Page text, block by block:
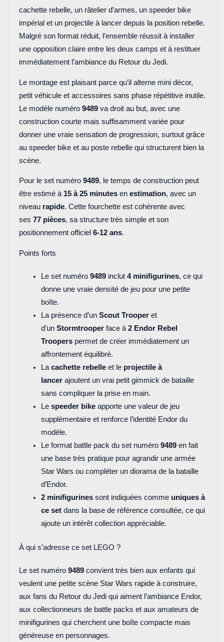
cachette rebelle, un râtelier d’armes, un speeder bike
impérial et un projectile à lancer depuis la position rebelle.
Malgré son format réduit, l’ensemble réussit à installer
une opposition claire entre les deux camps et à restituer
immédiatement l’ambiance du Retour du Jedi.
Le montage est plaisant parce qu’il alterne mini décor,
petit véhicule et accessoires sans phase répétitive inutile.
Le modèle numéro 9489va droit au but, avec une
construction courte mais suffisamment variée pour
donner une vraie sensation de progression, surtout grâce
au speeder bike et au poste rebelle qui structurent bien la
scène.
Pour le set numéro 9489, le temps de construction peut
être estimé à 15 à 25 minutesen estimation, avec un
niveau rapide. Cette fourchette est cohérente avec
ses 77 pièces, sa structure très simple et son
positionnement officiel 6-12 ans.
Points forts
Le set numéro 9489inclut 4 minifigurines, ce qui
donne une vraie densité de jeu pour une petite
boîte.
La présence d’un Scout Trooperet
d’un Stormtrooperface à 2 Endor Rebel
Trooperspermet de créer immédiatement un
affrontement équilibré.
La cachette rebelleet le projectile à
lancerajoutent un vrai petit gimmick de bataille
sans compliquer la prise en main.
Le speeder bikeapporte une valeur de jeu
supplémentaire et renforce l’identité Endor du
modèle.
Le format battle pack du set numéro 9489en fait
une base très pratique pour agrandir une armée
Star Wars ou compléter un diorama de la bataille
d’Endor.
2 minifigurinessont indiquées comme uniques à
ce setdans la base de référence consultée, ce qui
ajoute un intérêt collection appréciable.
À qui s’adresse ce set LEGO ?
Le set numéro 9489convient très bien aux enfants qui
veulent une petite scène Star Wars rapide à construire,
aux fans du Retour du Jedi qui aiment l’ambiance Endor,
aux collectionneurs de battle packs et aux amateurs de
minifigurines qui cherchent une boîte compacte mais
généreuse en personnages.